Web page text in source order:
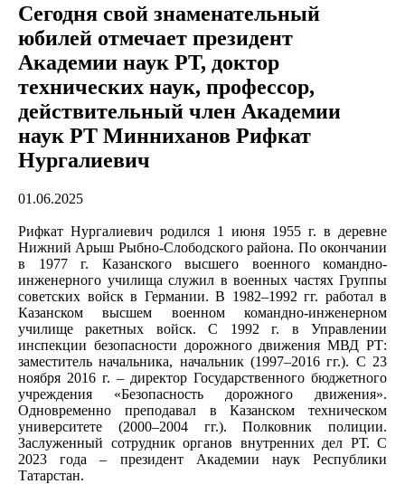
Сегодня свой знаменательный
юбилей отмечает президент
Академии наук РТ, доктор
технических наук, профессор,
действительный член Академии
наук РТ Минниханов Рифкат
Нургалиевич
01.06.2025
Рифкат Нургалиевич родился 1 июня 1955 г. в деревне
Нижний Арыш Рыбно-Слободского района. По окончании
в 1977 г. Казанского высшего военного командно-
инженерного училища служил в военных частях Группы
советских войск в Германии. В 1982–1992 гг. работал в
Казанском высшем военном командно-инженерном
училище ракетных войск. С 1992 г. в Управлении
инспекции безопасности дорожного движения МВД РТ:
заместитель начальника, начальник (1997–2016 гг.). С 23
ноября 2016 г. – директор Государственного бюджетного
учреждения «Безопасность дорожного движения».
Одновременно преподавал в Казанском техническом
университете (2000–2004 гг.). Полковник полиции.
Заслуженный сотрудник органов внутренних дел РТ. С
2023 года – президент Академии наук Республики
Татарстан.